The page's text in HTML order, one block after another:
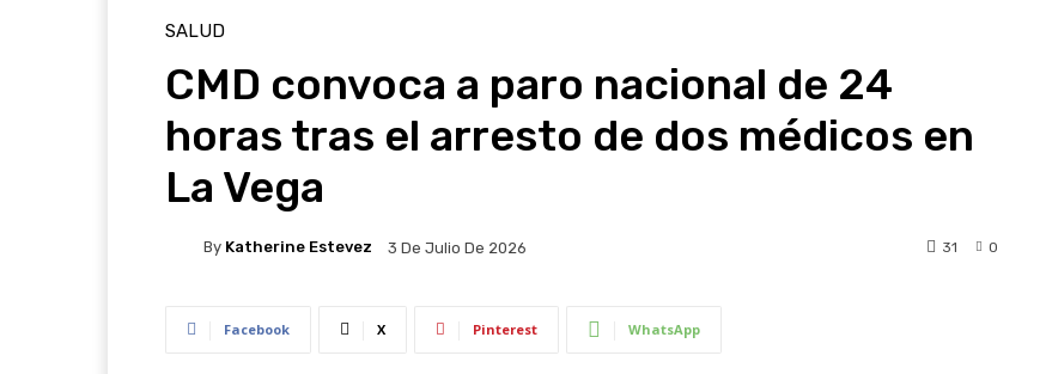
SALUD
CMD convoca a paro nacional de 24
horas tras el arresto de dos médicos en
La Vega
By Katherine Estevez 3 De Julio De 2026 0
31
Facebook X Pinterest WhatsApp